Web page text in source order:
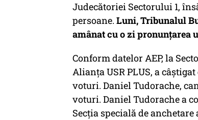
Judecătoriei Sectorului 1,
persoane. Luni, Tribunalul
amânat cu o zi pronunţarea
Conform datelor AEP, la
Alianţa USR PLUS, a
voturi. Daniel Tudorache,
voturi. Daniel Tudorache a
Secţia specială de